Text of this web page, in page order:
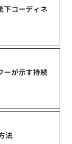
下コーディネ
ーが示す持続
法